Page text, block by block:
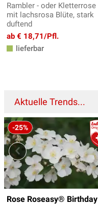
Rambler - oder Kletterrose
mit lachsrosa Blüte, stark
duftend
ab € 18,71/Pfl.
lieferbar
Aktuelle Trends...
-25%
Rose Roseasy® Birthday